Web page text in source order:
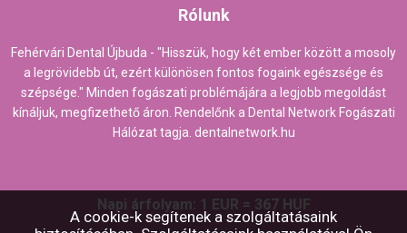
A cookie-k segítenek a szolgáltatásaink
Rólunk
Fehérvári Dental Újbuda - "Hisszük, hogy két ember között a mosoly
a legrövidebb út, ezért különösen fontos fogaink egészsége és
szépsége." Minden fogászati problémájára a legjobb megoldást
kínáljuk, megfizethető áron. Rendelőnk a Dental Network Fogászati
Hálózat tagja. dentalnetwork.hu
Napi árfolyam: 1 EUR = 367 HUF